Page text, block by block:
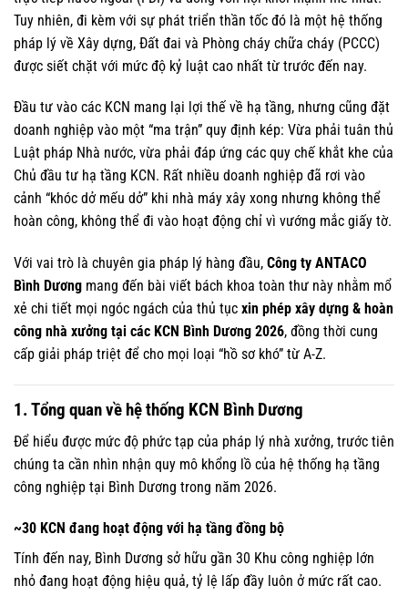
Tuy nhiên, đi kèm với sự phát triển thần tốc đó là một hệ thống
pháp lý về Xây dựng, Đất đai và Phòng cháy chữa cháy (PCCC)
được siết chặt với mức độ kỷ luật cao nhất từ trước đến nay.
Đầu tư vào các KCN mang lại lợi thế về hạ tầng, nhưng cũng đặt
doanh nghiệp vào một “ma trận” quy định kép: Vừa phải tuân thủ
Luật pháp Nhà nước, vừa phải đáp ứng các quy chế khắt khe của
Chủ đầu tư hạ tầng KCN. Rất nhiều doanh nghiệp đã rơi vào
cảnh “khóc dở mếu dở” khi nhà máy xây xong nhưng không thể
hoàn công, không thể đi vào hoạt động chỉ vì vướng mắc giấy tờ.
Với vai trò là chuyên gia pháp lý hàng đầu, Công ty ANTACO
Bình Dương mang đến bài viết bách khoa toàn thư này nhằm mổ
xẻ chi tiết mọi ngóc ngách của thủ tục xin phép xây dựng & hoàn
công nhà xưởng tại các KCN Bình Dương 2026, đồng thời cung
cấp giải pháp triệt để cho mọi loại “hồ sơ khó” từ A-Z.
1. Tổng quan về hệ thống KCN Bình Dương
Để hiểu được mức độ phức tạp của pháp lý nhà xưởng, trước tiên
chúng ta cần nhìn nhận quy mô khổng lồ của hệ thống hạ tầng
công nghiệp tại Bình Dương trong năm 2026.
~30 KCN đang hoạt động với hạ tầng đồng bộ
Tính đến nay, Bình Dương sở hữu gần 30 Khu công nghiệp lớn
nhỏ đang hoạt động hiệu quả, tỷ lệ lấp đầy luôn ở mức rất cao.